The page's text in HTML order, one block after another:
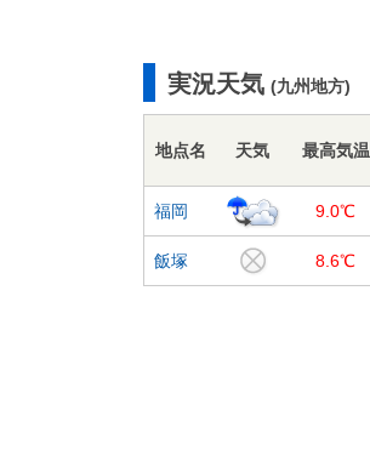
実況天気 (九州地方)
地点名 天気 最高気温
福岡 9.0℃
飯塚 8.6℃